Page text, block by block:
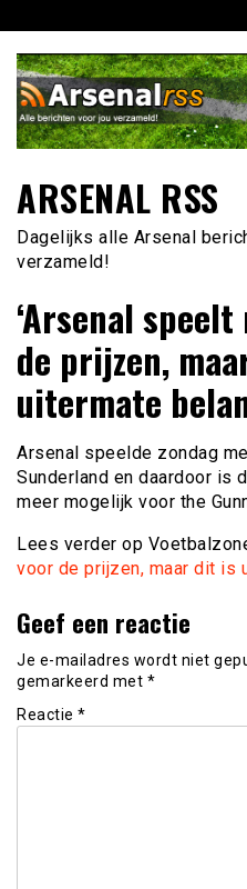
naar
inhoud
ARSENAL RSS
Dagelijks alle Arsenal
verzameld!
‘Arsenal
de prijzen,
uitermate
Arsenal speelde zondag
Sunderland en daardoor
meer mogelijk voor the
Lees verder op
voor de prijzen, maar dit is
Geef een reactie
Je e-mailadres wordt niet
gemarkeerd met *
Reactie *